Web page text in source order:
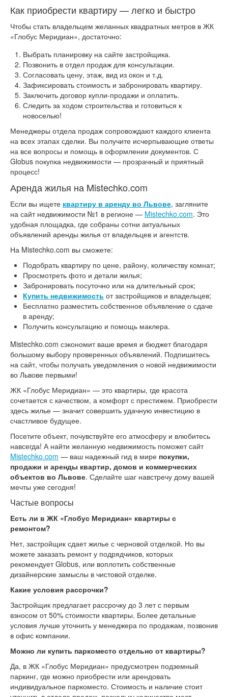
Как приобрести квартиру — легко и быстро
Чтобы стать владельцем желанных квадратных метров в ЖК
«Глобус Меридиан», достаточно:
Выбрать планировку на сайте застройщика.
Позвонить в отдел продаж для консультации.
Согласовать цену, этаж, вид из окон и т.д.
Зафиксировать стоимость и забронировать квартиру.
Заключить договор купли-продажи и оплатить.
Следить за ходом строительства и готовиться к
новоселью!
Менеджеры отдела продаж сопровождают каждого клиента
на всех этапах сделки. Вы получите исчерпывающие ответы
на все вопросы и помощь в оформлении документов. С
Globus покупка недвижимости — прозрачный и приятный
процесс!
Аренда жилья на Mistechko.com
Если вы ищете квартиру в аренду во Львове, загляните
на сайт недвижимости №1 в регионе — Mistechko.com. Это
удобная площадка, где собраны сотни актуальных
объявлений аренды жилья от владельцев и агентств.
На Mistechko.com вы сможете:
Подобрать квартиру по цене, району, количеству комнат;
Просмотреть фото и детали жилья;
Забронировать посуточно или на длительный срок;
Купить недвижимость от застройщиков и владельцев;
Бесплатно разместить собственное объявление о сдаче
в аренду;
Получить консультацию и помощь маклера.
Mistechko.com сэкономит ваше время и бюджет благодаря
большому выбору проверенных объявлений. Подпишитесь
на сайт, чтобы получать уведомления о новой недвижимости
во Львове первыми!
ЖК «Глобус Меридиан» — это квартиры, где красота
сочетается с качеством, а комфорт с престижем. Приобрести
здесь жилье — значит совершить удачную инвестицию в
счастливое будущее.
Посетите объект, почувствуйте его атмосферу и влюбитесь
навсегда! А найти желанную недвижимость поможет сайт
Mistechko.com — ваш надежный гид в мире покупки,
продажи и аренды квартир, домов и коммерческих
объектов во Львове. Сделайте шаг навстречу дому вашей
мечты уже сегодня!
Частые вопросы
Есть ли в ЖК «Глобус Меридиан» квартиры с
ремонтом?
Нет, застройщик сдает жилье с черновой отделкой. Но вы
можете заказать ремонт у подрядчиков, которых
рекомендует Globus, или воплотить собственные
дизайнерские замыслы в чистовой отделке.
Какие условия рассрочки?
Застройщик предлагает рассрочку до 3 лет с первым
взносом от 50% стоимости квартиры. Более детальные
условия лучше уточнить у менеджера по продажам, позвонив
в офис компании.
Можно ли купить паркоместо отдельно от квартиры?
Да, в ЖК «Глобус Меридиан» предусмотрен подземный
паркинг, где можно приобрести или арендовать
индивидуальное паркоместо. Стоимость и наличие стоит